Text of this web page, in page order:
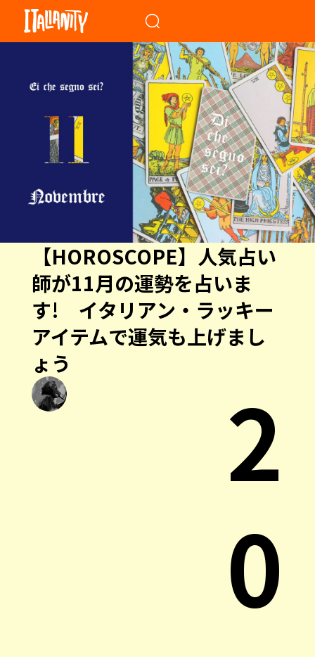
【HOROSCOPE】人気占い
師が11月の運勢を占いま
す! イタリアン・ラッキー
アイテムで運気も上げまし
ょう
2
0